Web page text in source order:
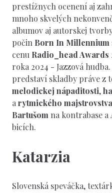
prestížnych ocenení aj
mnoho skvelých
albumov aj autorskej
počin Born In Millennium
cenu Radio_head Awards
roka 2024 - Jazzová
predstaví skladby práve z
melodickej nápaditosti,
a rytmického majstrovstva
Bartušom na kontrabase a
bicích.
Katarzia
Slovenská speváčka,